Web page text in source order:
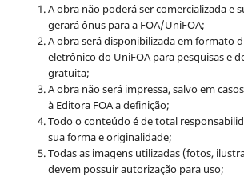
A obra não poderá ser comercializada e
gerará ônus para a FOA/UniFOA;
A obra será disponibilizada em formato
eletrônico do UniFOA para pesquisas e
gratuita;
A obra não será impressa, salvo em
à Editora FOA a definição;
Todo o conteúdo é de total
sua forma e originalidade;
Todas as imagens utilizadas (fotos,
devem possuir autorização para uso;